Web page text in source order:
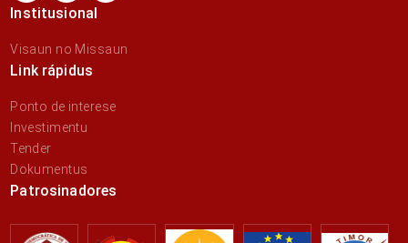
Institusional
Visaun no Missaun
Link rápidus
Ponto de interese
Investimentu
Tender
Dokumentus
Patrosinadores